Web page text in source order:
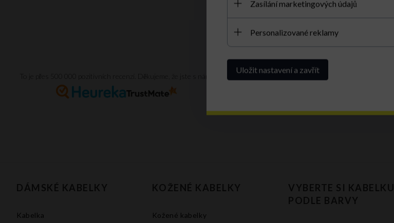
DÁMSKÉ KABELKY
Kabelka
KOŽENÉ KABELKY
Kožené kabelky
VYBERTE SI KABELKU
PODLE BARVY
Zasílání marketingových údajů
Personalizované reklamy
Uložit nastavení a zavřít